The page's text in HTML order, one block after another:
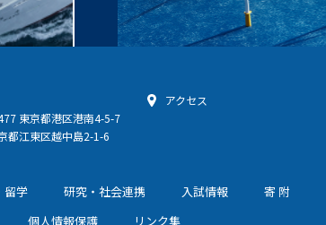
東京都港区港南4-5-7
都江東区越中島2-1-6
アクセス
留学 研究・社会連携 入試情報 寄 附
個人情報保護 リンク集